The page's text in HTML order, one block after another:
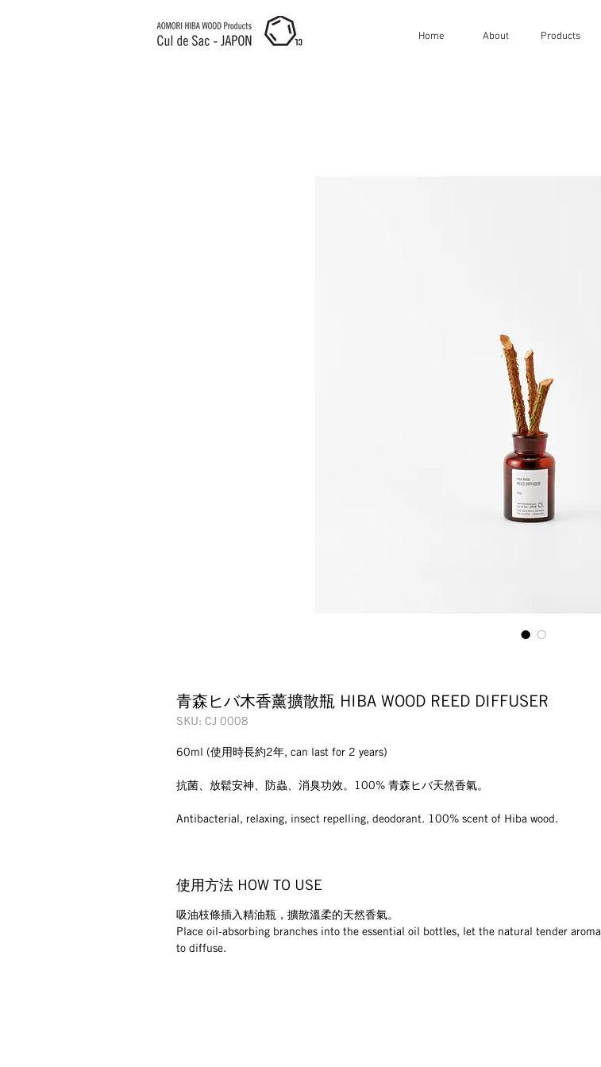
Home About Products
青森ヒバ木香薰擴散瓶 HIBA WOOD REED DIFFUSER
SKU: CJ 0008
60ml (使用時長約2年, can last for 2 years)
抗菌、放鬆安神、防蟲、消臭功效。100% 青森ヒバ天然香氣。
Antibacterial, relaxing, insect repelling, deodorant. 100% scent of Hiba wood.
使用方法 HOW TO USE
吸油枝條插入精油瓶，擴散溫柔的天然香氣。
Place oil-absorbing branches into the essential oil bottles, let the natural tender aroma
to diffuse.